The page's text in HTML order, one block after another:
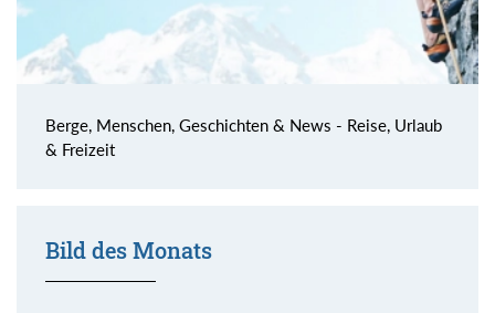
Berge, Menschen, Geschichten & News - Reise, Urlaub
& Freizeit
Bild des Monats